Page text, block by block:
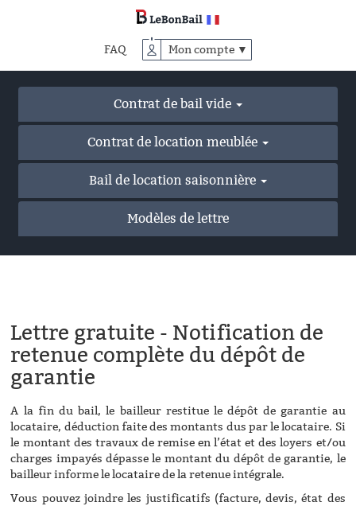
FAQ Mon compte ▼
Contrat de bail vide
Contrat de location meublée
Bail de location saisonnière
Modèles de lettre
Lettre gratuite - Notification de
retenue complète du dépôt de
garantie
A la fin du bail, le bailleur restitue le dépôt de garantie au
locataire, déduction faite des montants dus par le locataire. Si
le montant des travaux de remise en l’état et des loyers et/ou
charges impayés dépasse le montant du dépôt de garantie, le
bailleur informe le locataire de la retenue intégrale.
Vous pouvez joindre les justificatifs (facture, devis, état des